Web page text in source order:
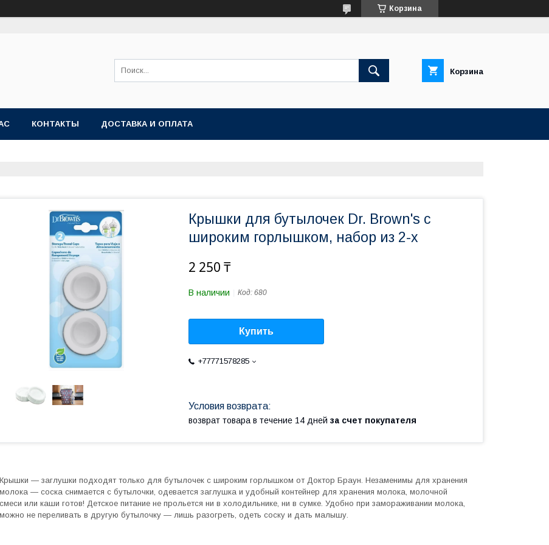
Корзина
Корзина
КОНТАКТЫ ДОСТАВКА И ОПЛАТА
Крышки для бутылочек Dr. Brown's с
широким горлышком, набор из 2-х
2 250 ₸
В наличии Код: 680
Купить
+77771578285
возврат товара в течение 14 дней за счет покупателя
Крышки — заглушки подходят только для бутылочек с широким горлышком от Доктор Браун. Незаменимы для хранения
молока — соска снимается с бутылочки, одевается заглушка и удобный контейнер для хранения молока, молочной
смеси или каши готов! Детское питание не прольется ни в холодильнике, ни в сумке. Удобно при замораживании молока,
можно не переливать в другую бутылочку — лишь разогреть, одеть соску и дать малышу.